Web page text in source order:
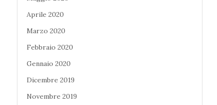
Aprile 2020
Marzo 2020
Febbraio 2020
Gennaio 2020
Dicembre 2019
Novembre 2019